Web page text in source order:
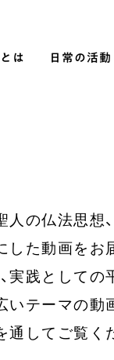
は 日常の活動
核兵器の廃絶に向け
「人権文化」「ジェン
促進
「持続可能な開発目標
人道支援
の仏法思
た動画をお
実践として
テーマの動
してご覧く